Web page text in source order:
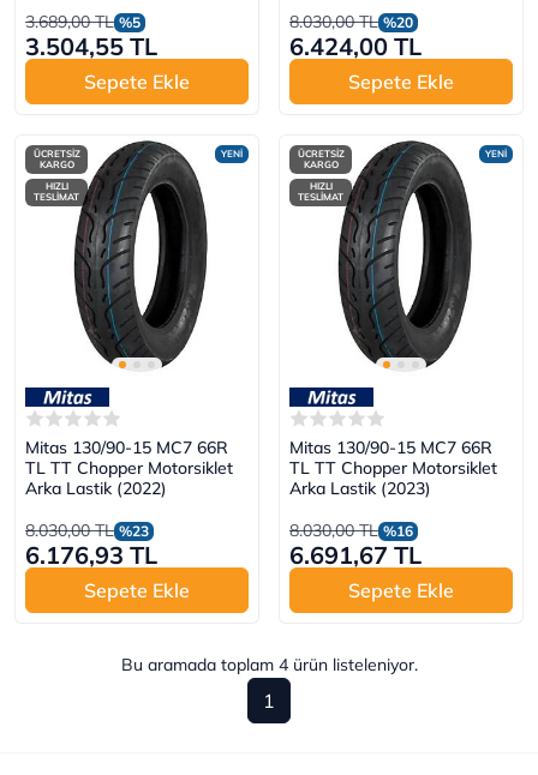
3.689,00 TL %5
3.504,55 TL
Sepete Ekle
8.030,00 TL %20
6.424,00 TL
Sepete Ekle
YENİ
ÜCRETSİZ
KARGO
HIZLI
TESLİMAT
Mitas 130/90-15 MC7 66R
TL TT Chopper Motorsiklet
Arka Lastik (2022)
8.030,00 TL %23
6.176,93 TL
Sepete Ekle
YENİ
ÜCRETSİZ
KARGO
HIZLI
TESLİMAT
Mitas 130/90-15 MC7 66R
TL TT Chopper Motorsiklet
Arka Lastik (2023)
8.030,00 TL %16
6.691,67 TL
Sepete Ekle
Bu aramada toplam 4ürün listeleniyor.
1